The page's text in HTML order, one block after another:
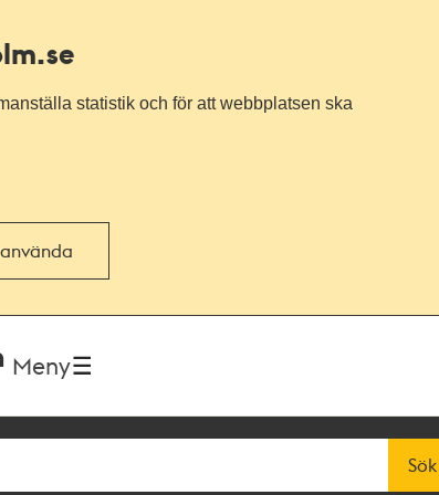
statistik och för att webbplatsen ska
Meny
Sök